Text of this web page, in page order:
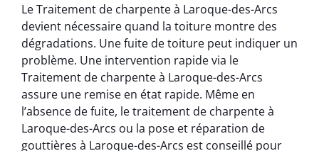
Le Traitement de charpente à Laroque-des-Arcs
devient nécessaire quand la toiture montre des
dégradations. Une fuite de toiture peut indiquer un
problème. Une intervention rapide via le
Traitement de charpente à Laroque-des-Arcs
assure une remise en état rapide. Même en
l’absence de fuite, le traitement de charpente à
Laroque-des-Arcs ou la pose et réparation de
gouttières à Laroque-des-Arcs est conseillé pour